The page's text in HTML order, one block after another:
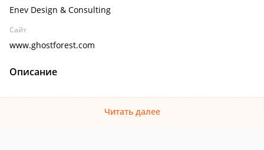
Enev Design & Consulting
Сайт
www.ghostforest.com
Описание
Читать далее